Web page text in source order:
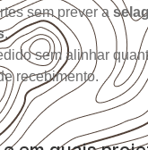
sem prever a
.
sem alinhar
recebimento.